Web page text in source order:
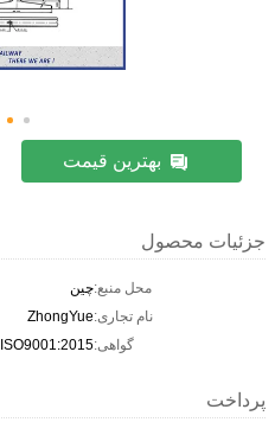
بهترین قیمت
جزئیات محصول
محل منبع:چين
نام تجاری:ZhongYue
گواهی:ISO9001:2015
پرداخت